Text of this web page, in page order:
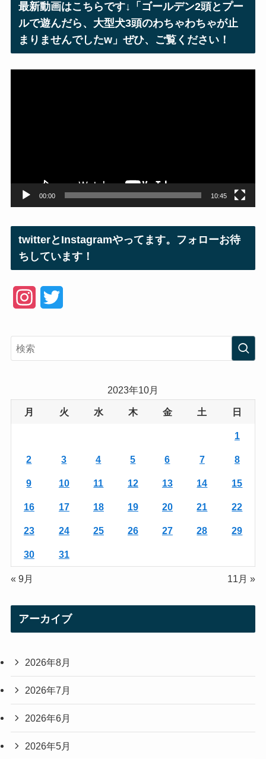
ス
最新動画はこちらです↓「ゴールデン2頭とプー
ルで遊んだら、大型犬3頭のわちゃわちゃが止
まりませんでしたw」ぜひ、ご覧ください！
00:00 10:45
twitterとInstagramやってます。フォローお待
ちしています！
e
2023年10月
月 火 水 木 金 土 日
1
2 3 4 5 6 7 8
9 10 11 12 13 14 15
16 17 18 19 20 21 22
23 24 25 26 27 28 29
30 31
« 9月 11月 »
アーカイブ
2026年8月
2026年7月
2026年6月
2026年5月